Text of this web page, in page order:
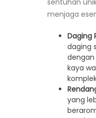
sentuhan
menjaga
Daging
daging
kaya
yang